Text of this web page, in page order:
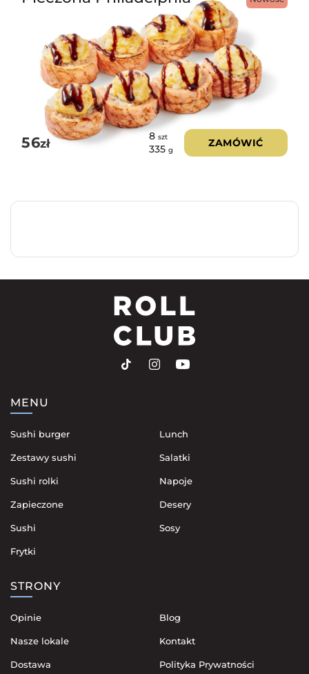
56zł
8 szt
335 g
ZAMÓWIĆ
MENU
Sushi burger
Zestawy sushi
Sushi rolki
Zapieczone
Sushi
Frytki
Lunch
Salatki
Napoje
Desery
Sosy
STRONY
Opinie
Nasze lokale
Dostawa
Blog
Kontakt
Polityka Prywatności